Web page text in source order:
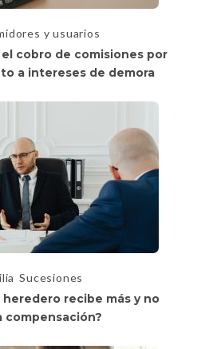
y usuarios
el cobro de comisiones por
a intereses de demora
Sucesiones
heredero recibe más y no
compensación?